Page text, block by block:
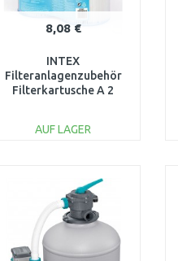
8,08 €
INTEX
Filteranlagenzubehör
Filterkartusche A 2
AUF LAGER
Vergleichen